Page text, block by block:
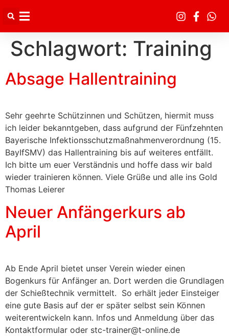
springen
Schlagwort: Training
Absage Hallentraining
Sehr geehrte Schützinnen und Schützen, hiermit muss
ich leider bekanntgeben, dass aufgrund der Fünfzehnten
Bayerische Infektionsschutzmaßnahmenverordnung (15.
BayIfSMV) das Hallentraining bis auf weiteres entfällt.
Ich bitte um euer Verständnis und hoffe dass wir bald
wieder trainieren können. Viele Grüße und alle ins Gold
Thomas Leierer
Neuer Anfängerkurs ab
April
Ab Ende April bietet unser Verein wieder einen
Bogenkurs für Anfänger an. Dort werden die Grundlagen
der Schießtechnik vermittelt. So erhält jeder Einsteiger
eine gute Basis auf der er später selbst sein Können
weiterentwickeln kann. Infos und Anmeldung über das
Kontaktformular oder stc-trainer@t-online.de